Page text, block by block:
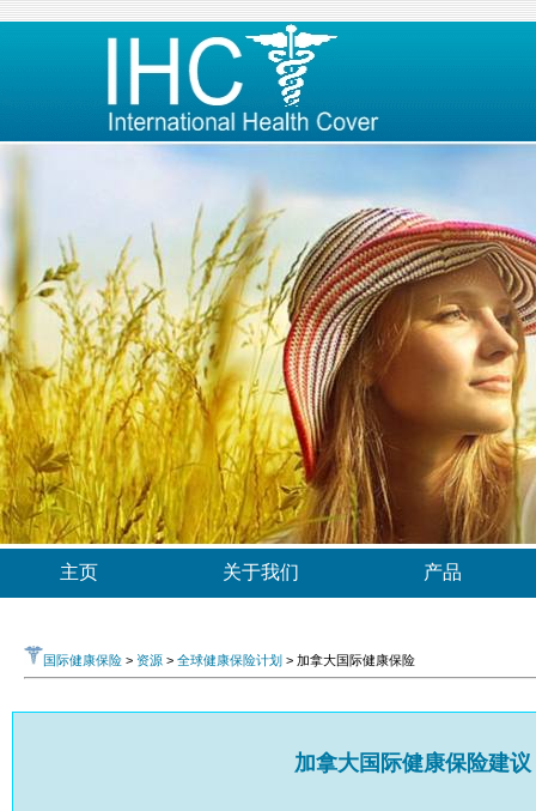
主页 关于我们 产品
国际健康保险 > 资源 > 全球健康保险计划 > 加拿大国际健康保险
加拿大国际健康保险建议